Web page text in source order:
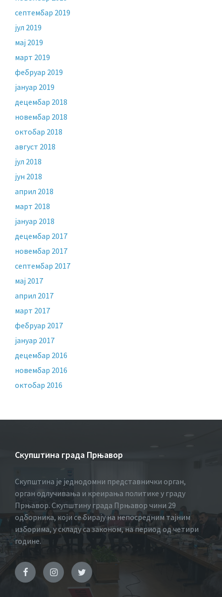
септембар 2019
јул 2019
мај 2019
март 2019
фебруар 2019
јануар 2019
децембар 2018
новембар 2018
октобар 2018
август 2018
јул 2018
јун 2018
април 2018
март 2018
јануар 2018
децембар 2017
новембар 2017
септембар 2017
мај 2017
април 2017
март 2017
фебруар 2017
јануар 2017
децембар 2016
новембар 2016
октобар 2016
Скупштина града Прњавор
Скупштина је једнодомни представнички орган,
орган одлучивања и креирања политике у граду
Прњавор. Скупштину града Прњавор чини 29
одборника, који се бирају на непосредним тајним
изборима, у складу са законом, на период од четири
године.